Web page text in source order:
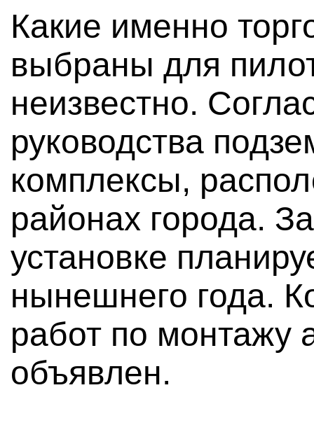
Какие именно
выбраны для
неизвестно.
руководства
комплексы,
районах города.
установке
нынешнего года.
работ по монтажу
объявлен.